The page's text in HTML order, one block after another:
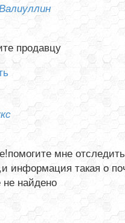
продавцу
мне
информация такая о
не найдено